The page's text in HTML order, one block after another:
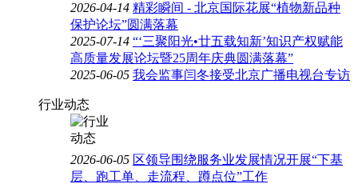
2026-04-14 精彩瞬间 - 北京国际花展“植物新品种
保护论坛”圆满落幕
2025-07-14 “‘三聚阳光•廿五载知新’知识产权赋能
高质量发展论坛暨25周年庆典圆满落幕”
2025-06-05 我会监事闫冬接受北京广播电视台专访
行业动态
2026-06-05 区领导围绕服务业发展情况开展“下基
层、跑工单、走流程、蹲点位”工作